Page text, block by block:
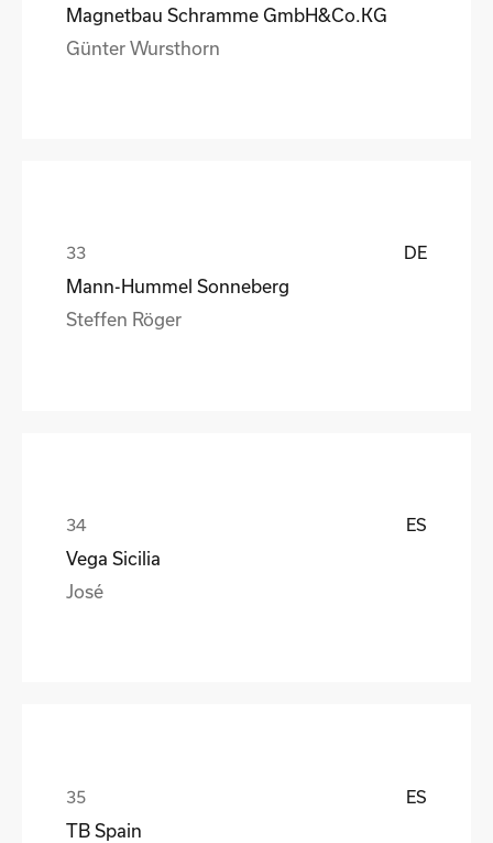
Magnetbau Schramme GmbH&Co.KG
Günter Wursthorn
DE
Mann-Hummel Sonneberg
Steffen Röger
ES
Vega Sicilia
José
ES
TB Spain